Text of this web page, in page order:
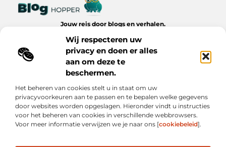
Wij respecteren uw
privacy en doen er alles
aan om deze te
beschermen.
Het beheren van cookies stelt u in staat om uw
privacyvoorkeuren aan te passen en te bepalen welke gegevens
door websites worden opgeslagen. Hieronder vindt u instructies
voor het beheren van cookies in verschillende webbrowsers.
Voor meer informatie verwijzen we je naar ons [cookiebeleid].
Jouw reis door blogs en verhalen.
dagelijks leven op Bloghopper.nl.
Bericht categorie
Onze informatie